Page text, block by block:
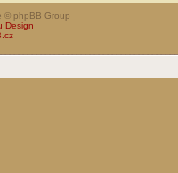
© phpBB Group
Design